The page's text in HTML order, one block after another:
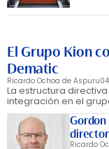
El Grupo Kion
Dematic
Ricardo Ochoa de Aspuru
La estructura
integración en el
Ricardo